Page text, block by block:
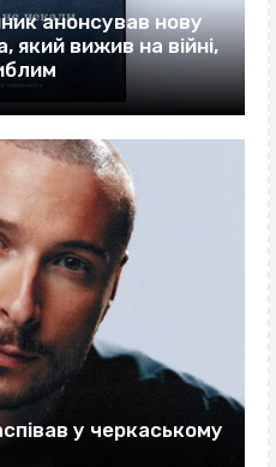
анонсував нову
який вижив на війні,
у черкаському